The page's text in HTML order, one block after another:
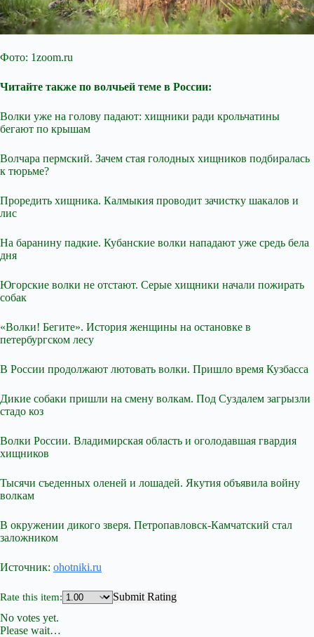
Фото: 1zoom.ru
Читайте также по волчьей теме в России:
Волки уже на голову падают: хищники ради крольчатины
бегают по крышам
Волчара пермский. Зачем стая голодных хищников подбиралась
к тюрьме?
Проредить хищника. Калмыкия проводит зачистку шакалов и
лис
На баранину падкие. Кубанские волки нападают уже средь бела
дня
Югорские волки не отстают. Серые хищники начали пожирать
собак
«Волки! Бегите». История женщины на остановке в
петербургском лесу
В России продолжают лютовать волки. Пришло время Кузбасса
Дикие собаки пришли на смену волкам. Под Суздалем загрызли
стадо коз
Волки России. Владимирская область и оголодавшая гвардия
хищников
Тысячи съеденных оленей и лошадей. Якутия объявила войну
волкам
В окружении дикого зверя. Петропавловск-Камчатский стал
заложником
Источник: ohotniki.ru
Rate this item:
Submit Rating
No votes yet.
Please wait…